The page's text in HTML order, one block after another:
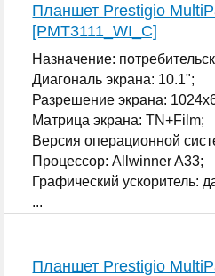
Планшет Prestigio
[PMT3111_WI_C]
Назначение:
Диагональ экрана: 10.1";
Разрешение экрана:
Матрица экрана: TN+Film;
Версия операционной
Процессор: Allwinner A33;
Графический ускоритель:
...
Планшет Prestigio